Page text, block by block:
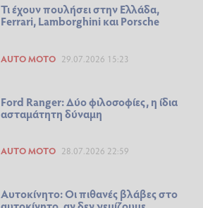
Τι έχουν πουλήσει στην Ελλάδα,
Ferrari, Lamborghini και Porsche
AUTO MOTO 29.07.2026 15:23
Ford Ranger: Δύο φιλοσοφίες, η ίδια
ασταμάτητη δύναμη
AUTO MOTO 28.07.2026 22:59
Αυτοκίνητο: Οι πιθανές βλάβες στο